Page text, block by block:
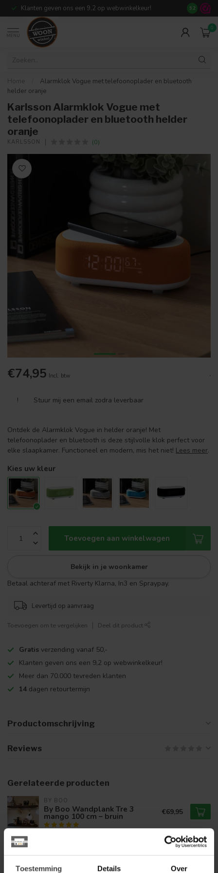
Toestemming Details Over
Klanten geven ons een 9,2 op webwinkelkeur! Meer dan
9.2
MENU
0
Home
Alarmklok Vogue met telefoonoplader en bluetooth
helder oranje
Karlsson Alarmklok Vogue met
telefoonoplader en bluetooth helder
oranje
KARLSSON (0)
€74,95 Incl. btw .
! Stuur mij een email zodra leverbaar
Ontdek de Alarmklok Vogue in helder oranje! Met
telefoonoplader en bluetooth is deze stijlvolle klok perfect voor
elke slaapkamer. Functioneel en modern, mis het niet! Lees meer.
Kies uw kleur
Toevoegen aan winkelwagen
Bekijk in je woonkamer
Betaal achteraf met Riverty Klarna, In3 en Spraypay.
Levertijd op aanvraag
Toevoegen om te vergelijken Deel dit product
Gratis verzending vanaf 50,-
Klanten geven ons een 9,2 op webwinkelkeur!
Meer dan 70.000 tevreden klanten
14 dagen retourtermijn
Productomschrijving
Reviews
Gerelateerde producten
BY BOO
By Boo Wandplank Tre 3
mango 100 cm – bruin €69,95
By Boo Wandplank Tre 2
mango 69 cm – bruin